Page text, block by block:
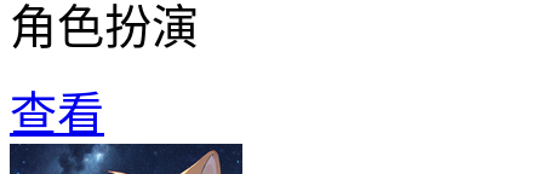
角色扮演
查看